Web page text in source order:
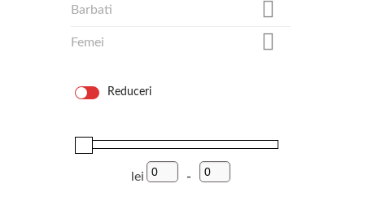
Barbati
Femei
Reduceri
lei
Preț minim
-
Preț maxim